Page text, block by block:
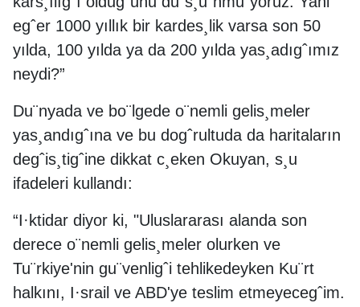
egˆer 1000 yıllık bir kardes¸lik varsa son 50
yılda, 100 yılda ya da 200 yılda yas¸adıgˆımız
neydi?”
Du¨nyada ve bo¨lgede o¨nemli gelis¸meler
yas¸andıgˆına ve bu dogˆrultuda da haritaların
degˆis¸tigˆine dikkat c¸eken Okuyan, s¸u
ifadeleri kullandı:
“I·ktidar diyor ki, "Uluslararası alanda son
derece o¨nemli gelis¸meler olurken ve
Tu¨rkiye'nin gu¨venligˆi tehlikedeyken Ku¨rt
halkını, I·srail ve ABD'ye teslim etmeyecegˆim.